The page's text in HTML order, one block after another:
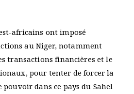
africains ont imposé
au Niger, notamment
transactions financières et le
pour tenter de forcer la
dans ce pays du Sahel